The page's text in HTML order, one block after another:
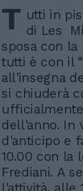
T utti in
di Les
sposa con la
tutti è con il
all'insegna
si chiuderà
dell'anno. In
d'anticipo e
10.00 con la
Frediani. A